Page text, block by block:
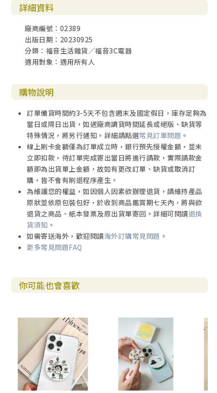
詳細資料
廠商編號：02389
出版日期：20230925
分類：福音生活雜貨／福音3C電器
適用對象：適用所有人
購物說明
訂單備貨時間約3-5天不包含週末及國定假日，庫存足夠為
當日或隔日出貨，如遇廠商調貨時間延長或絕版、缺貨等
特殊情況，將另行通知。詳細請點選常見訂單問題 。
線上刷卡金額僅為訂單成立時，銀行預先授權金額，並未
立即扣款，待訂單完成寄出當日將進行請款，實際請款金
額即為出貨單上金額，故如有更改訂單、缺貨或取消訂
購，皆不會有刷退程序產生。
為維護您的權益，如因個人因素欲辦理退貨，請維持產品
原狀並依原包裝包好，於收到商品鑑賞期七天內，將與欲
退貨之商品、紙本發票及原出貨單寄回。詳細可閱讀退換
貨須知 。
如需寄送海外，歡迎閱讀海外訂購常見問題 。
更多常見問題FAQ
你可能也會喜歡